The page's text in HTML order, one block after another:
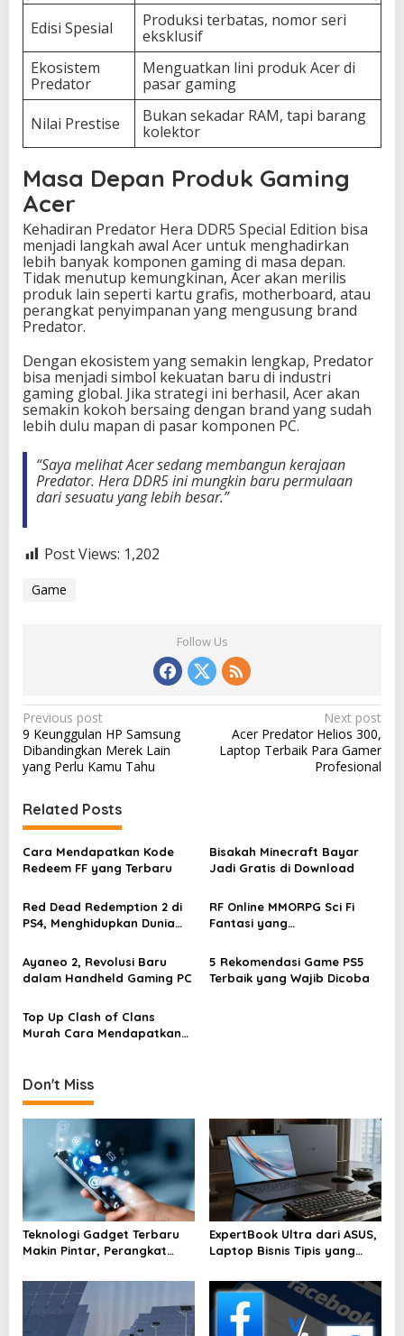
Edisi Spesial
Produksi terbatas, nomor seri
eksklusif
Ekosistem
Predator
Menguatkan lini produk Acer di
pasar gaming
Nilai Prestise
Bukan sekadar RAM, tapi barang
kolektor
Masa Depan Produk Gaming
Acer
Kehadiran Predator Hera DDR5 Special Edition bisa
menjadi langkah awal Acer untuk menghadirkan
lebih banyak komponen gaming di masa depan.
Tidak menutup kemungkinan, Acer akan merilis
produk lain seperti kartu grafis, motherboard, atau
perangkat penyimpanan yang mengusung brand
Predator.
Dengan ekosistem yang semakin lengkap, Predator
bisa menjadi simbol kekuatan baru di industri
gaming global. Jika strategi ini berhasil, Acer akan
semakin kokoh bersaing dengan brand yang sudah
lebih dulu mapan di pasar komponen PC.
“Saya melihat Acer sedang membangun kerajaan
Predator. Hera DDR5 ini mungkin baru permulaan
dari sesuatu yang lebih besar.”
Post Views: 1,202
Game
Follow Us
P
o
s
t
n
a
v
i
g
t
o
Previous post
9 Keunggulan HP Samsung
Dibandingkan Merek Lain
yang Perlu Kamu Tahu
Next post
Acer Predator Helios 300,
Laptop Terbaik Para Gamer
Profesional
Related Posts
Cara Mendapatkan Kode
Redeem FF yang Terbaru
Bisakah Minecraft Bayar
Jadi Gratis di Download
Red Dead Redemption 2 di
PS4, Menghidupkan Dunia
yang Memukau
RF Online MMORPG Sci Fi
Fantasi yang
Ayaneo 2, Revolusi Baru
dalam Handheld Gaming PC
5 Rekomendasi Game PS5
Terbaik yang Wajib Dicoba
Top Up Clash of Clans
Murah Cara Mendapatkan
Don't Miss
Teknologi Gadget Terbaru
Makin Pintar, Perangkat
Hidup Harian
ExpertBook Ultra dari ASUS,
Laptop Bisnis Tipis yang